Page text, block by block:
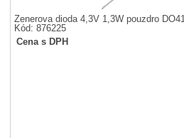
Zenerova dioda 4,3V 1,3W pouzdro DO41
Kód: 876225
Cena s DPH